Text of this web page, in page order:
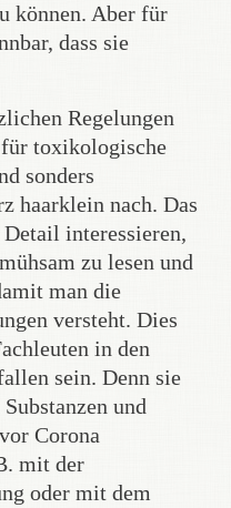
können. Aber für
dass sie
Regelungen
für toxikologische
sonders
haarklein nach. Das
interessieren,
zu lesen und
man die
versteht. Dies
in den
sein. Denn sie
und
Corona
mit der
oder mit dem